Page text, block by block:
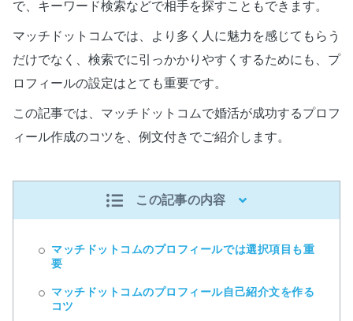
で、キーワード検索などで相手を探すこともできます。
マッチドットコムでは、より多く人に魅力を感じてもらう
だけでなく、検索でに引っかかりやすくするためにも、プ
ロフィールの設定はとても重要です。
この記事では、マッチドットコムで婚活が成功するプロフ
ィール作成のコツを、例文付きでご紹介します。
この記事の内容
マッチドットコムのプロフィールでは選択項目も重
要
マッチドットコムのプロフィール自己紹介文を作る
コツ